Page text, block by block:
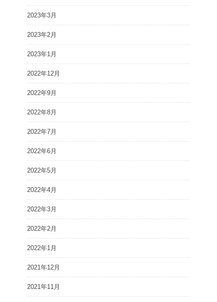
2023年3月
2023年2月
2023年1月
2022年12月
2022年9月
2022年8月
2022年7月
2022年6月
2022年5月
2022年4月
2022年3月
2022年2月
2022年1月
2021年12月
2021年11月